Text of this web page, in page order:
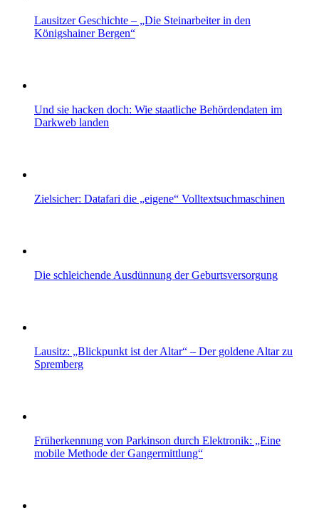
Lausitzer Geschichte – „Die Steinarbeiter in den
Königshainer Bergen“
Und sie hacken doch: Wie staatliche Behördendaten im
Darkweb landen
Zielsicher: Datafari die „eigene“ Volltextsuchmaschinen
Die schleichende Ausdünnung der Geburtsversorgung
Lausitz: „Blickpunkt ist der Altar“ – Der goldene Altar zu
Spremberg
Früherkennung von Parkinson durch Elektronik: „Eine
mobile Methode der Gangermittlung“